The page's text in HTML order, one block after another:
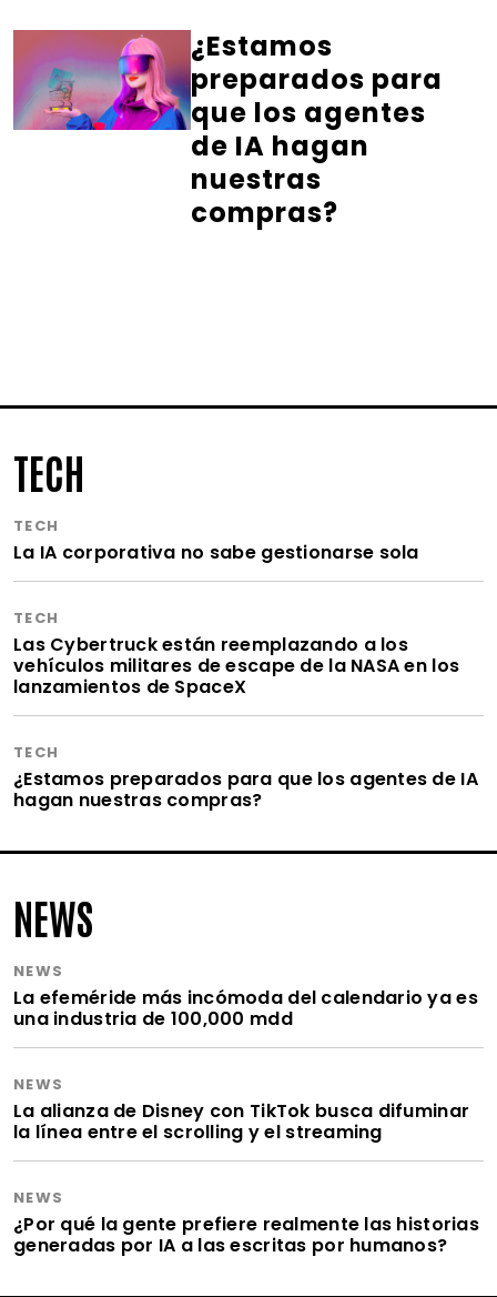
¿Estamos
preparados para
que los agentes
de IA hagan
nuestras
compras?
TECH
TECH
La IA corporativa no sabe gestionarse sola
TECH
Las Cybertruck están reemplazando a los
vehículos militares de escape de la NASA en los
lanzamientos de SpaceX
TECH
¿Estamos preparados para que los agentes de IA
hagan nuestras compras?
NEWS
NEWS
La efeméride más incómoda del calendario ya es
una industria de 100,000 mdd
NEWS
La alianza de Disney con TikTok busca difuminar
la línea entre el scrolling y el streaming
NEWS
¿Por qué la gente prefiere realmente las historias
generadas por IA a las escritas por humanos?